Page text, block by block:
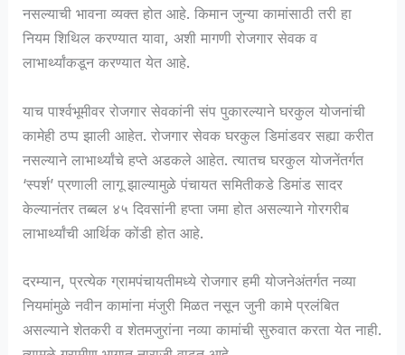
नसल्याची भावना व्यक्त होत आहे. किमान जुन्या कामांसाठी तरी हा
नियम शिथिल करण्यात यावा, अशी मागणी रोजगार सेवक व
लाभार्थ्यांकडून करण्यात येत आहे.
याच पार्श्वभूमीवर रोजगार सेवकांनी संप पुकारल्याने घरकुल योजनांची
कामेही ठप्प झाली आहेत. रोजगार सेवक घरकुल डिमांडवर सह्या करीत
नसल्याने लाभार्थ्यांचे हप्ते अडकले आहेत. त्यातच घरकुल योजनेंतर्गत
‘स्पर्श’ प्रणाली लागू झाल्यामुळे पंचायत समितीकडे डिमांड सादर
केल्यानंतर तब्बल ४५ दिवसांनी हप्ता जमा होत असल्याने गोरगरीब
लाभार्थ्यांची आर्थिक कोंडी होत आहे.
दरम्यान, प्रत्येक ग्रामपंचायतीमध्ये रोजगार हमी योजनेअंतर्गत नव्या
नियमांमुळे नवीन कामांना मंजुरी मिळत नसून जुनी कामे प्रलंबित
असल्याने शेतकरी व शेतमजुरांना नव्या कामांची सुरुवात करता येत नाही.